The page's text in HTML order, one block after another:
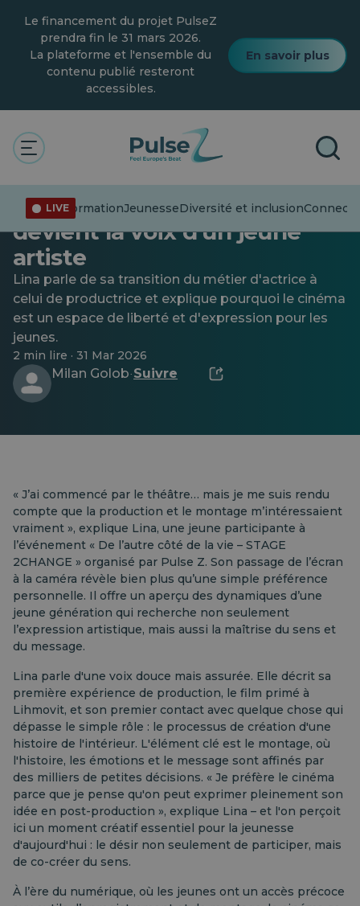
content
Le financement du projet PulseZ
prendra fin le 31 mars 2026.
La plateforme et l'ensemble du
contenu publié resteront
accessibles.
En savoir plus
LIVE
DésinformationJeunesseDiversité et inclusion
Connecter les points Jeunesse
Derrière la caméra avec du
cœur : quand le montage
devient la voix d'un jeune
artiste
Lina parle de sa transition du métier d'actrice à
celui de productrice et explique pourquoi le cinéma
est un espace de liberté et d'expression pour les
jeunes.
2 min lire · 31 Mar 2026
Milan Golob· Suivre
« J’ai commencé par le théâtre… mais je me suis rendu
compte que la production et le montage m’intéressaient
vraiment », explique Lina, une jeune participante à
l’événement « De l’autre côté de la vie – STAGE
2CHANGE » organisé par Pulse Z. Son passage de l’écran
à la caméra révèle bien plus qu’une simple préférence
personnelle. Il offre un aperçu des dynamiques d’une
jeune génération qui recherche non seulement
l’expression artistique, mais aussi la maîtrise du sens et
du message.
Lina parle d'une voix douce mais assurée. Elle décrit sa
première expérience de production, le film primé à
Lihmovit, et son premier contact avec quelque chose qui
dépasse le simple rôle : le processus de création d'une
histoire de l'intérieur. L'élément clé est le montage, où
l'histoire, les émotions et le message sont affinés par
des milliers de petites décisions. « Je préfère le cinéma
parce que je pense qu'on peut exprimer pleinement son
idée en post-production », explique Lina – et l'on perçoit
ici un moment créatif essentiel pour la jeunesse
d'aujourd'hui : le désir non seulement de participer, mais
de co-créer du sens.
À l’ère du numérique, où les jeunes ont un accès précoce